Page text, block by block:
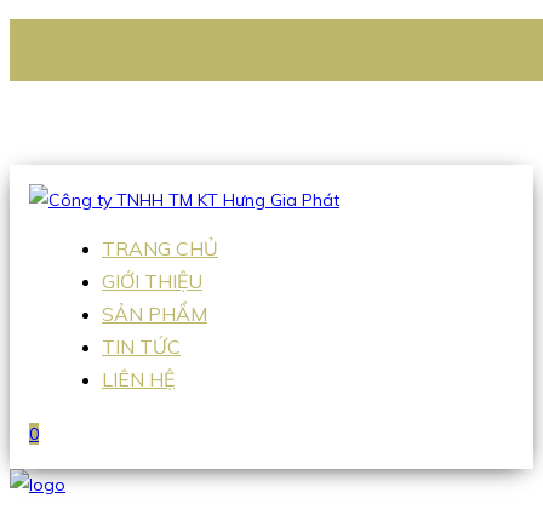
Hotline:0938 336 079
TRANG CHỦ
GIỚI THIỆU
SẢN PHẨM
TIN TỨC
LIÊN HỆ
0